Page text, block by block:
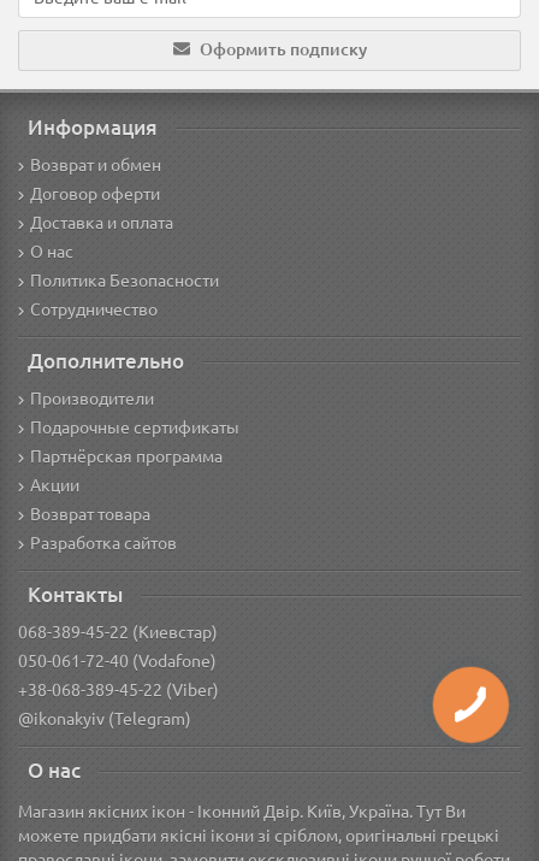
Оформить подписку
Информация
Возврат и обмен
Договор оферти
Доставка и оплата
О нас
Политика Безопасности
Сотрудничество
Дополнительно
Производители
Подарочные сертификаты
Партнёрская программа
Акции
Возврат товара
Разработка сайтов
Контакты
068-389-45-22 (Киевстар)
050-061-72-40 (Vodafone)
+38-068-389-45-22 (Viber)
@ikonakyiv (Telegram)
О нас
Магазин якісних ікон - Іконний Двір. Київ, Україна. Тут Ви
можете придбати якісні ікони зі сріблом, оригінальні грецькі